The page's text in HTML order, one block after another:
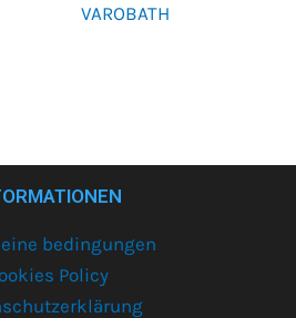
VAROBATH
bedingungen
Policy